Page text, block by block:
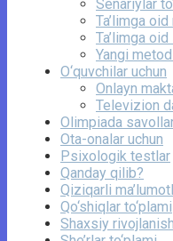
Senariylar
Ta’limga
Ta’limga
Yangi
O‘quvchilar uchun
Onlayn
Televizion
Olimpiada
Ota-onalar uchun
Psixologik testlar
Qanday qilib?
Qiziqarli
Qo‘shiqlar to‘plami
Shaxsiy rivojlanish